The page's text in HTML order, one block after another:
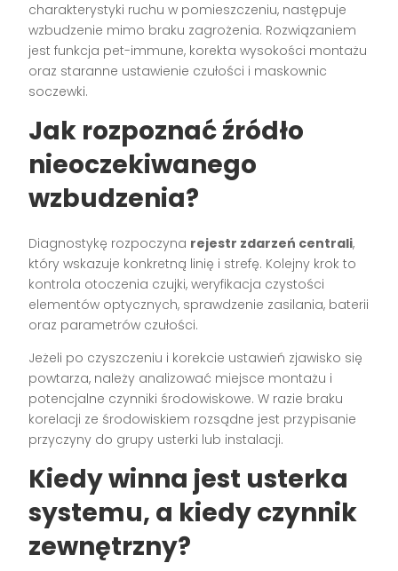
charakterystyki ruchu w pomieszczeniu, następuje
wzbudzenie mimo braku zagrożenia. Rozwiązaniem
jest funkcja pet-immune, korekta wysokości montażu
oraz staranne ustawienie czułości i maskownic
soczewki.
Jak rozpoznać źródło
nieoczekiwanego
wzbudzenia?
Diagnostykę rozpoczyna rejestr zdarzeń centrali,
który wskazuje konkretną linię i strefę. Kolejny krok to
kontrola otoczenia czujki, weryfikacja czystości
elementów optycznych, sprawdzenie zasilania, baterii
oraz parametrów czułości.
Jeżeli po czyszczeniu i korekcie ustawień zjawisko się
powtarza, należy analizować miejsce montażu i
potencjalne czynniki środowiskowe. W razie braku
korelacji ze środowiskiem rozsądne jest przypisanie
przyczyny do grupy usterki lub instalacji.
Kiedy winna jest usterka
systemu, a kiedy czynnik
zewnętrzny?